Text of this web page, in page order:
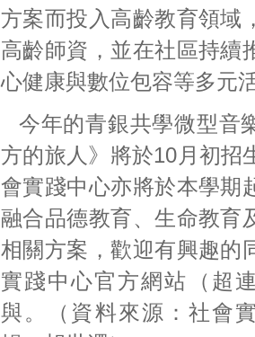
方案而投入高齡教育領域
高齡師資，並在社區持續
心健康與數位包容等多元
今年的青銀共學微型音
方的旅人》將於10月初招
會實踐中心亦將於本學期
融合品德教育、生命教育
相關方案，歡迎有興趣的
實踐中心官方網站 （超
與。（資料來源：社會